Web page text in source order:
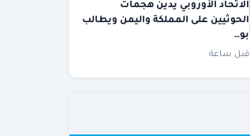
الاتحاد الأوروبي يدين هجمات
الحوثيين على المملكة واليمن ويطالب
بو…
قبل ساعة